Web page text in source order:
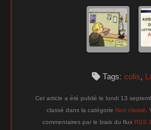
Tags: colis,
Cet article a été publié le lundi 13
classé dans la catégorie Non classé
commentaires par le biais du flux RSS